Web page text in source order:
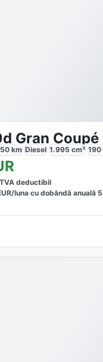
km Diesel 1.995 cm³ 190
deductibil
lunacu dobăndă anuală